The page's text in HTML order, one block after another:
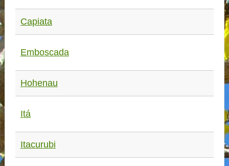
Capiata
Emboscada
Hohenau
Itá
Itacurubi